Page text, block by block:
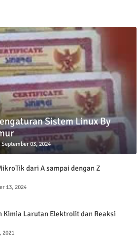
Sistem Linux By
September 03, 2024
dari A sampai dengan Z
13, 2024
Kimia Larutan Elektrolit dan Reaksi
2021